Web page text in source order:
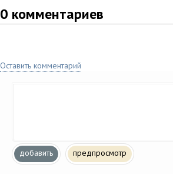
0 комментариев
Оставить комментарий
добавить предпросмотр